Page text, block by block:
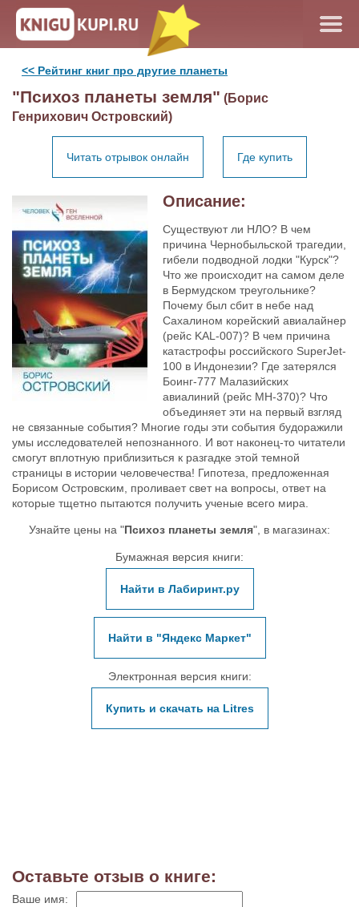
<< Рейтинг книг про другие планеты
"Психоз планеты земля" (Борис
Генрихович Островский)
Читать отрывок онлайн Где купить
Описание:
Существуют ли НЛО? В чем
причина Чернобыльской трагедии,
гибели подводной лодки "Курск"?
Что же происходит на самом деле
в Бермудском треугольнике?
Почему был сбит в небе над
Сахалином корейский авиалайнер
(рейс KAL-007)? В чем причина
катастрофы российского SuperJet-
100 в Индонезии? Где затерялся
Боинг-777 Малазийских
авиалиний (рейс МН-370)? Что
объединяет эти на первый взгляд
не связанные события? Многие годы эти события будоражили
умы исследователей непознанного. И вот наконец-то читатели
смогут вплотную приблизиться к разгадке этой темной
страницы в истории человечества! Гипотеза, предложенная
Борисом Островским, проливает свет на вопросы, ответ на
которые тщетно пытаются получить ученые всего мира.
Узнайте цены на "Психоз планеты земля", в магазинах:
Бумажная версия книги:
Найти в Лабиринт.ру
Найти в "Яндекс Маркет"
Электронная версия книги:
Купить и скачать на Litres
Оставьте отзыв о книге:
Ваше имя: